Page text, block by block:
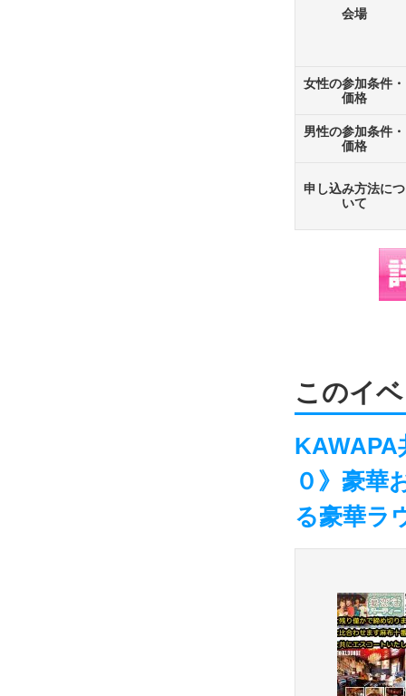
会場
女性の参加条件・
価格
男性の参加条件・
価格
申し込み方法につ
いて
このイ
KAWAPA
０》豪華
る豪華ラ